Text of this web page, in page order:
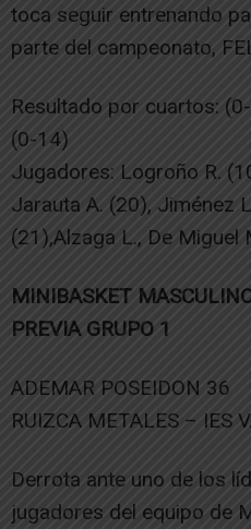
toca seguir entrenando
parte del campeonato,
Resultado por cuartos:
(0-14)
Jugadores: Logroño R.
Jarauta A. (20), Jiménez
(21),Alzaga L., De Miguel
MINIBASKET
PREVIA GRUPO 1
ADEMAR POSEIDON 36
RUIZCA METALES – IES
Derrota ante uno de los
jugadores del equipo de